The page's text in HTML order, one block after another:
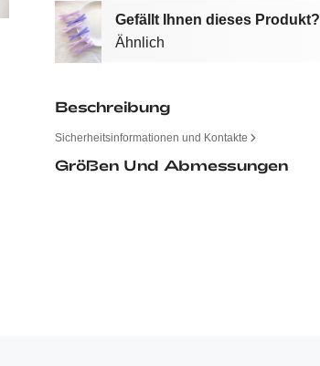
Gefällt Ihnen dieses Produkt?
Ähnlich
Beschreibung
Sicherheitsinformationen und Kontakte
Größen Und Abmessungen